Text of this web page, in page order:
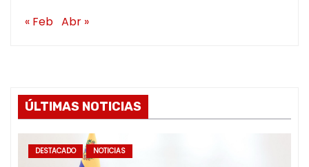
« Feb Abr »
ÚLTIMAS NOTICIAS
DESTACADO NOTICIAS